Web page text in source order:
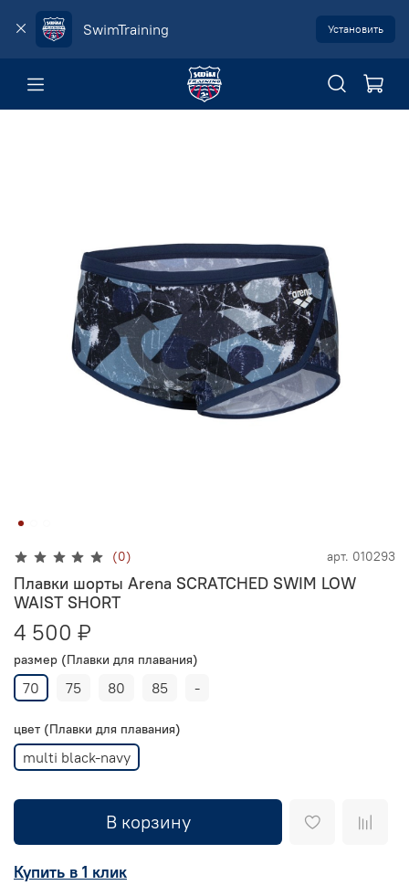
SwimTraining Установить
(0) арт. 010293
Плавки шорты Arena SCRATCHED SWIM LOW
WAIST SHORT
4 500 ₽
размер (Плавки для плавания)
70 75 80 85 -
цвет (Плавки для плавания)
multi black-navy
В корзину
Купить в 1 клик